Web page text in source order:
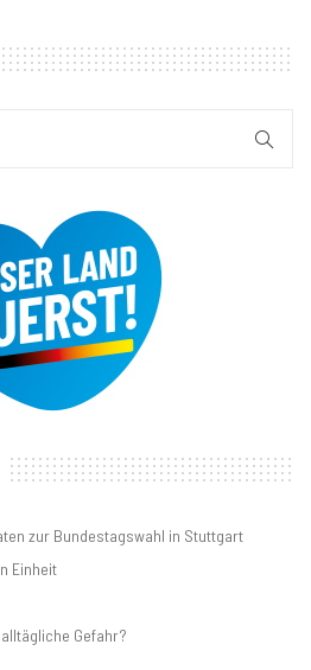
zur Bundestagswahl in Stuttgart
Einheit
Gefahr?